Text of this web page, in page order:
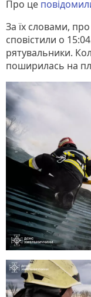
Про це
За їх словами,
сповістили о
рятувальники.
поширилась на